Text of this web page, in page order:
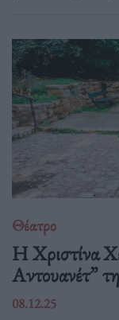
Θέατρο
Η Χριστίνα
Αντουανέτ”
08.12.25